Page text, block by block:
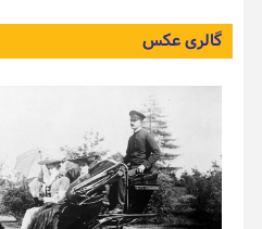
گالری عکس